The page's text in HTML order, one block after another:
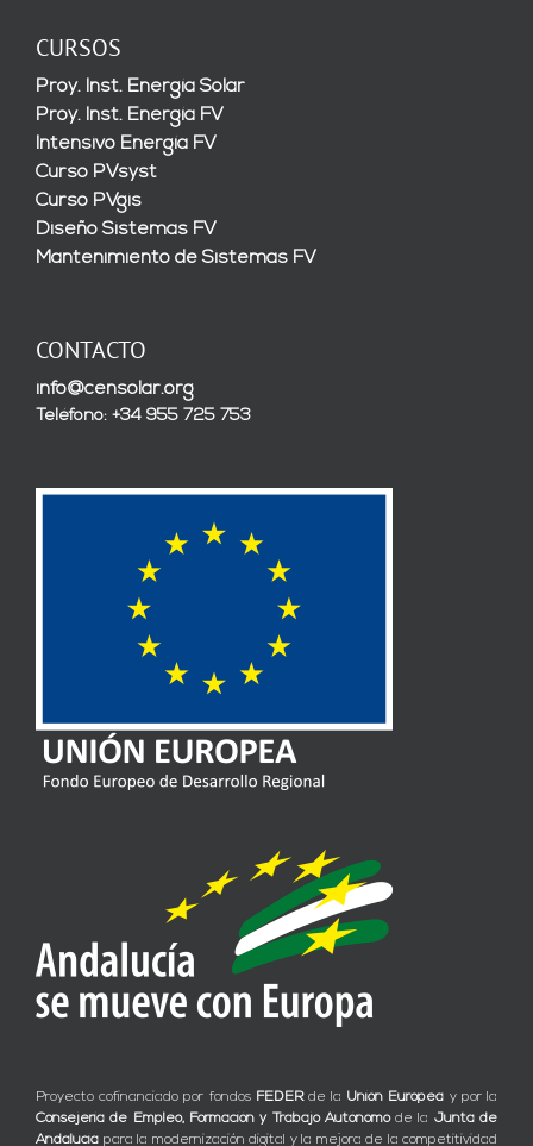
CURSOS
Proy. Inst. Energía Solar
Proy. Inst. Energía FV
Intensivo Energía FV
Curso PVsyst
Curso PVgis
Diseño Sistemas FV
Mantenimiento de Sistemas FV
CONTACTO
info@censolar.org
Teléfono: +34 955 725 753
Proyecto cofinanciado por fondos FEDERde la Unión Europea y por la
Consejería de Empleo, Formación y Trabajo Autónomode la Junta de
Andalucía para la modernización digital y la mejora de la competitividad